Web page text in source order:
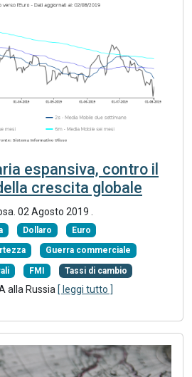
espansiva, contro il
crescita globale
02 Agosto 2019
Dollaro Euro
Guerra commerciale
FMI Tassi di cambio
alla Russia [ leggi tutto ]